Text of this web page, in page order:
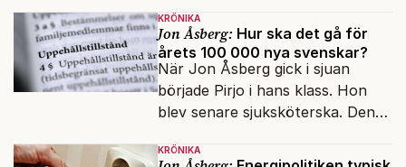
minoriteter och
värderingskonflikter, säger Lars
Åberg, ny krönikör på Fokus.
KRÖNIKA
Jon Åsberg: Hur ska det gå för
årets 100 000 nya svenskar?
När Jon Åsberg gick i sjuan
började Pirjo i hans klass. Hon
blev senare sjuksköterska. Den
för många av dagens nya
KRÖNIKA